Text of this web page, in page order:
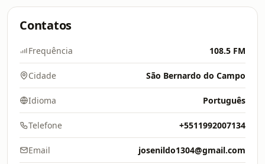
Contatos
Frequência 108.5 FM
Cidade São Bernardo do Campo
Idioma Português
Telefone +5511992007134
Email josenildo1304@gmail.com